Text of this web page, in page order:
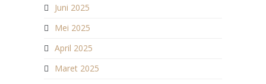
Juni 2025
Mei 2025
April 2025
Maret 2025